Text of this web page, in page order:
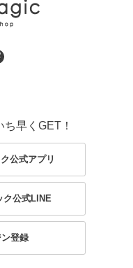
早くGET！
公式アプリ
ク公式LINE
登録